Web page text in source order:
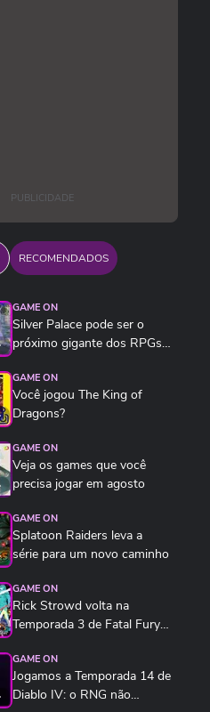
PUBLICIDADE
RECOMENDADOS
GAME ON
Silver Palace pode ser o
próximo gigante dos RPGs
GAME ON
Você jogou The King of
Dragons?
GAME ON
Veja os games que você
precisa jogar em agosto
GAME ON
Splatoon Raiders leva a
série para um novo caminho
GAME ON
Rick Strowd volta na
Temporada 3 de Fatal Fury:
GAME ON
Jogamos a Temporada 14 de
Diablo IV: o RNG não